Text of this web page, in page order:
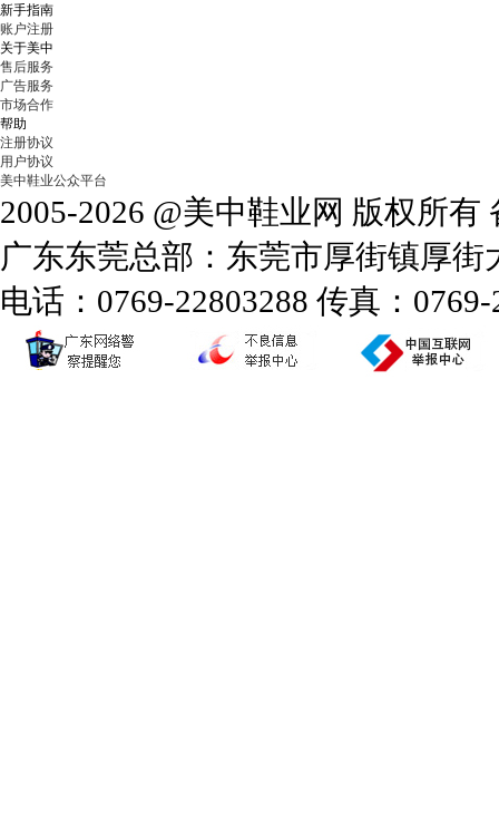
新手指南
账户注册
关于美中
售后服务
广告服务
市场合作
帮助
注册协议
用户协议
美中鞋业公众平台
2005-2026 @美中鞋业网 版权所有
广东东莞总部：东莞市厚街镇厚
电话：0769-22803288 传真：0769-